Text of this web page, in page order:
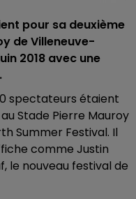
pour sa deuxième
de Villeneuve-
2018 avec une
spectateurs étaient
Stade Pierre Mauroy
Summer Festival. Il
comme Justin
le nouveau festival de